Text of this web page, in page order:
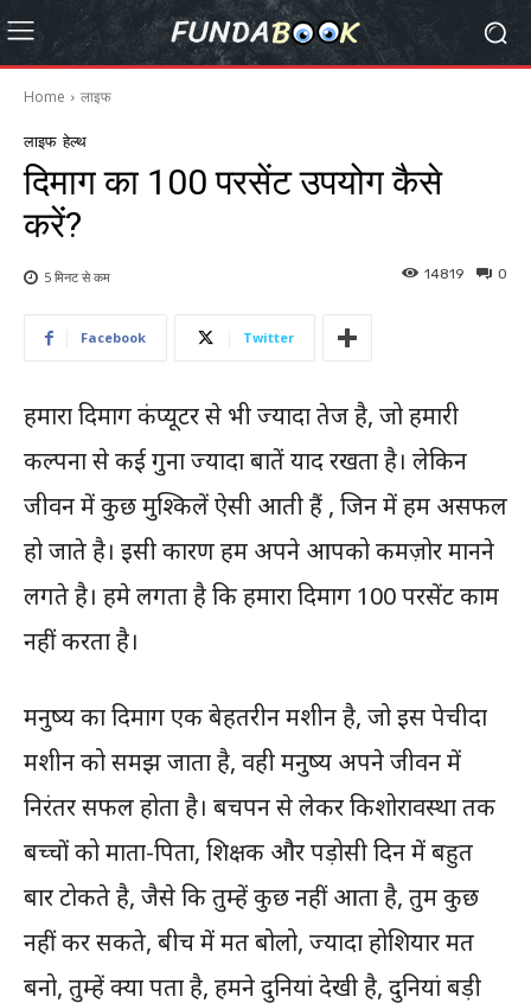
Home लाइफ
लाइफ हेल्थ
दिमाग का 100 परसेंट उपयोग कैसे
करें?
0
14819
5 मिनट सेकम
Facebook Twitter
हमारा दिमाग कंप्यूटर से भी ज्यादा तेज है, जो हमारी
कल्पना से कई गुना ज्यादा बातें याद रखता है। लेकिन
जीवन में कुछ मुश्किलें ऐसी आती हैं , जिन में हम असफल
हो जाते है। इसी कारण हम अपने आपको कमज़ोर मानने
लगते है। हमे लगता है कि हमारा दिमाग 100 परसेंट काम
नहीं करता है।
मनुष्य का दिमाग एक बेहतरीन मशीन है, जो इस पेचीदा
मशीन को समझ जाता है, वही मनुष्य अपने जीवन में
निरंतर सफल होता है। बचपन से लेकर किशोरावस्था तक
बच्चों को माता-पिता, शिक्षक और पड़ोसी दिन में बहुत
बार टोकते है, जैसे कि तुम्हें कुछ नहीं आता है, तुम कुछ
नहीं कर सकते, बीच में मत बोलो, ज्यादा होशियार मत
बनो, तुम्हें क्या पता है, हमने दुनियां देखी है, दुनियां बड़ी